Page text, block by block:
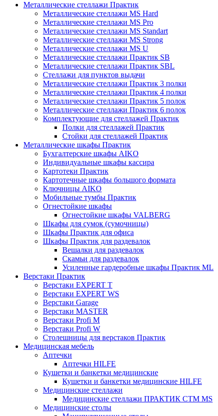
Металлические стеллажи Практик
Металлические стеллажи MS Hard
Металлические стеллажи MS Pro
Металлические стеллажи MS Standart
Металлические стеллажи MS Strong
Металлические стеллажи MS U
Металлические стеллажи Практик SB
Металлические стеллажи Практик SBL
Стеллажи для пунктов выдачи
Металлические стеллажи Практик 3 полки
Металлические стеллажи Практик 4 полки
Металлические стеллажи Практик 5 полок
Металлические стеллажи Практик 6 полок
Комплектующие для стеллажей Практик
Полки для стеллажей Практик
Стойки для стеллажей Практик
Металлические шкафы Практик
Бухгалтерские шкафы AIKO
Индивидуальные шкафы кассира
Картотеки Практик
Картотечные шкафы большого формата
Ключницы AIKO
Мобильные тумбы Практик
Огнестойкие шкафы
Огнестойкие шкафы VALBERG
Шкафы для сумок (сумочницы)
Шкафы Практик для офиса
Шкафы Практик для раздевалок
Вешалки для раздевалок
Скамьи для раздевалок
Усиленные гардеробные шкафы Практик ML
Верстаки Практик
Верстаки EXPERT T
Верстаки EXPERT WS
Верстаки Garage
Верстаки MASTER
Верстаки Profi M
Верстаки Profi W
Столешницы для верстаков Практик
Медицинская мебель
Аптечки
Аптечки HILFE
Кушетки и банкетки медицинские
Кушетки и банкетки медицинские HILFE
Медицинские стеллажи
Медицинские стеллажи ПРАКТИК СТМ MS
Медицинские столы